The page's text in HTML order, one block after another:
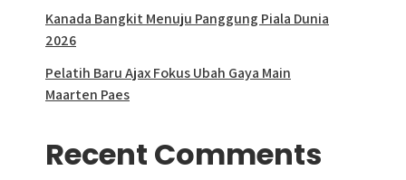
Kanada Bangkit Menuju Panggung Piala Dunia
2026
Pelatih Baru Ajax Fokus Ubah Gaya Main
Maarten Paes
Recent Comments